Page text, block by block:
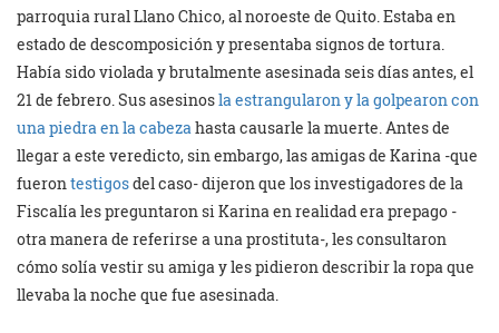
parroquia rural Llano Chico, al noroeste de Quito. Estaba en
estado de descomposición y presentaba signos de tortura.
Había sido violada y brutalmente asesinada seis días antes, el
21 de febrero. Sus asesinosla estrangularon y la golpearon con
una piedra en la cabezahasta causarle la muerte. Antes de
llegar a este veredicto, sin embargo, las amigas de Karina -que
fuerontestigosdel caso- dijeron que los investigadores de la
Fiscalía les preguntaron si Karina en realidad era prepago -
otra manera de referirse a una prostituta-, les consultaron
cómo solía vestir su amiga y les pidieron describir la ropa que
llevaba la noche que fue asesinada.